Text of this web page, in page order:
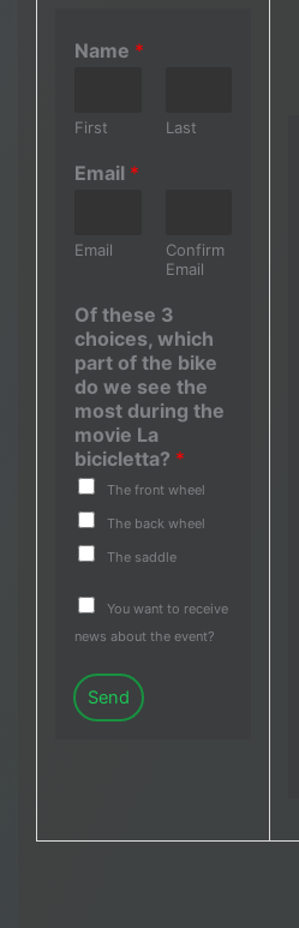
Name *
First Last
Email *
Email
Confirm
Email
Of these 3
choices, which
part of the bike
do we see the
most during the
movie La
bicicletta? *
The front wheel
The back wheel
The saddle
You want to receive
news about the event?
Send